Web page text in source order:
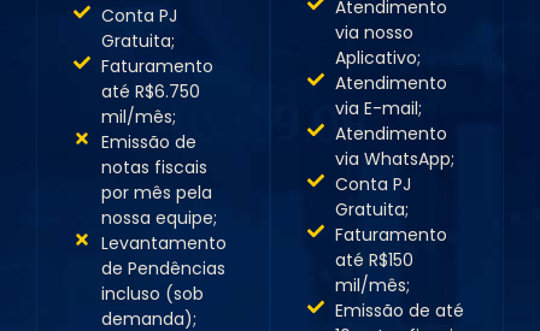
Conta PJ
Gratuita;
Faturamento
até R$6.750
mil/mês;
Emissão de
notas fiscais
por mês pela
nossa equipe;
Levantamento
de Pendências
incluso (sob
demanda);
Atendimento
via nosso
Aplicativo;
Atendimento
via E-mail;
Atendimento
via WhatsApp;
Conta PJ
Gratuita;
Faturamento
até R$150
mil/mês;
Emissão de até